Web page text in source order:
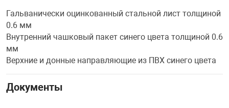
Гальванически оцинкованный стальной лист толщиной
0.6 мм
Внутренний чашковый пакет синего цвета толщиной 0.6
мм
Верхние и донные направляющие из ПВХ синего цвета
Документы